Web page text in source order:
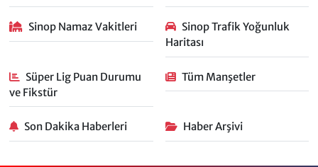
Sinop Namaz Vakitleri
Sinop Trafik Yoğunluk
Haritası
Süper Lig Puan Durumu
ve Fikstür
Tüm Manşetler
Son Dakika Haberleri Haber Arşivi